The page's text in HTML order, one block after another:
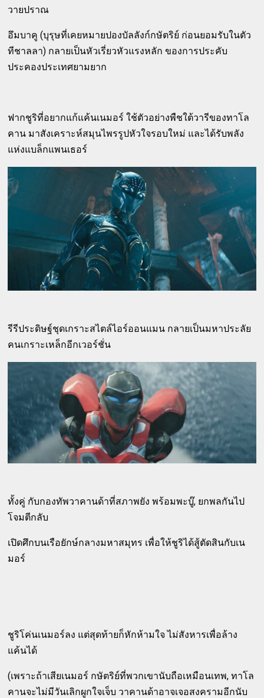
วายปราณ
อึมบาคู (บุรุษที่เคยหมายปองบัลลังก์กษัตริย์ ก่อนยอมรับในตัว
ทีชาลลา) กลายเป็นหัวเรี่ยวหัวแรงหลัก ของการประคับ
ประคองประเทศยามยาก
ฟากชูริที่อยากแก้แค้นเนมอร์ ใช้ตัวอย่างพืชใต้วารีของทาโล
คาน มาสังเคราะห์สมุนไพรรูปหัวใจรอบใหม่ และได้รับพลัง
แห่งแบล็กแพนเธอร์
รีรีประดิษฐ์ชุดเกราะสไตล์ไอร์ออนแมน กลายเป็นมหาประลัย
คนเกราะเหล็กอีกเวอร์ชั่น
ทั้งคู่ กับกองทัพวาคานด้าที่สภาพยัง พร้อมพะบู๊, ยกพลกันไป
โจมตีกลับ
เปิดศึกบนเรือยักษ์กลางมหาสมุทร เพื่อให้ชูริได้สู้ตัดสินกับเน
มอร์
ชูริโค่นเนมอร์ลง แต่สุดท้ายก็หักห้ามใจ ไม่สังหารเพื่อล้าง
แค้นได้
(เพราะถ้าเสียเนมอร์ กษัตริย์ที่พวกเขานับถือเหมือนเทพ, ทาโล
คานจะไม่มีวันเลิกผูกใจเจ็บ วาคานด้าอาจเจอสงครามอีกนับ